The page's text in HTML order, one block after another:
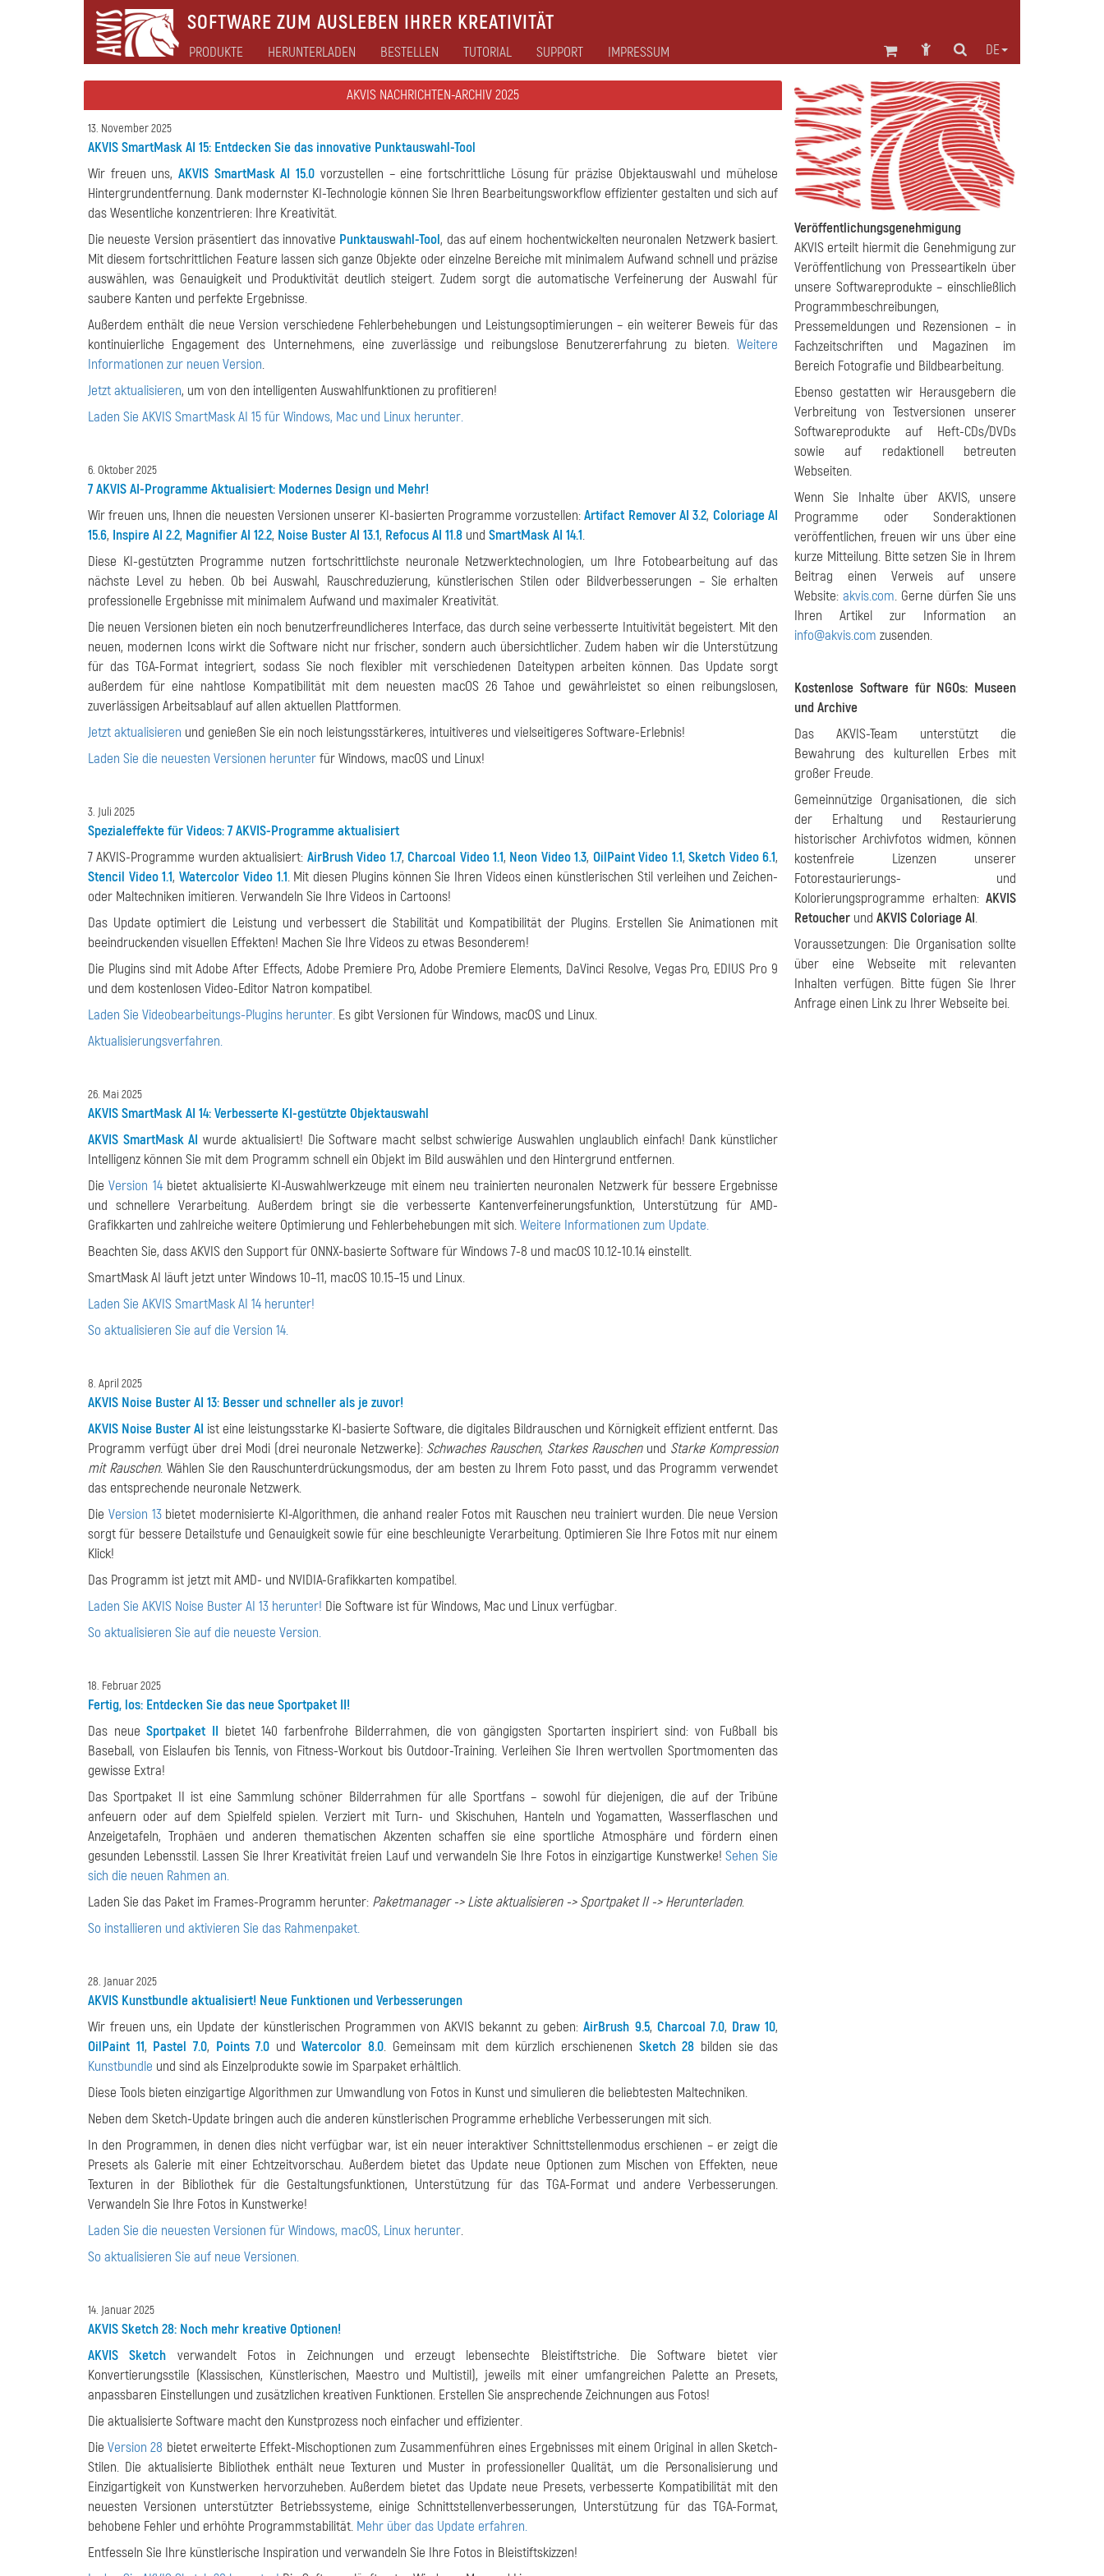
SOFTWARE ZUM AUSLEBEN IHRER KREATIVITÄT
DE
PRODUKTE HERUNTERLADEN BESTELLEN TUTORIAL SUPPORT IMPRESSUM
AKVIS NACHRICHTEN-ARCHIV 2025
13. November 2025
AKVIS SmartMask AI 15: Entdecken Sie das innovative Punktauswahl-Tool
Wir freuen uns,AKVIS SmartMask AI 15.0 vorzustellen – eine fortschrittliche Lösung für präzise Objektauswahl und mühelose
Hintergrundentfernung. Dank modernster KI-Technologie können Sie Ihren Bearbeitungsworkflow effizienter gestalten und sich auf
das Wesentliche konzentrieren: Ihre Kreativität.
Die neueste Version präsentiert das innovative Punktauswahl-Tool, das auf einem hochentwickelten neuronalen Netzwerk basiert.
Mit diesem fortschrittlichen Feature lassen sich ganze Objekte oder einzelne Bereiche mit minimalem Aufwand schnell und präzise
auswählen, was Genauigkeit und Produktivität deutlich steigert. Zudem sorgt die automatische Verfeinerung der Auswahl für
saubere Kanten und perfekte Ergebnisse.
Außerdem enthält die neue Version verschiedene Fehlerbehebungen und Leistungsoptimierungen – ein weiterer Beweis für das
kontinuierliche Engagement des Unternehmens, eine zuverlässige und reibungslose Benutzererfahrung zu bieten. Weitere
Informationen zur neuen Version.
Jetzt aktualisieren, um von den intelligenten Auswahlfunktionen zu profitieren!
Laden Sie AKVIS SmartMask AI 15 für Windows, Mac und Linux herunter.
6. Oktober 2025
7 AKVIS AI-Programme Aktualisiert: Modernes Design und Mehr!
Wir freuen uns, Ihnen die neuesten Versionen unserer KI-basierten Programme vorzustellen:Artifact Remover AI 3.2, Coloriage AI
15.6, Inspire AI 2.2, Magnifier AI 12.2, Noise Buster AI 13.1, Refocus AI 11.8 und SmartMask AI 14.1.
Diese KI-gestützten Programme nutzen fortschrittlichste neuronale Netzwerktechnologien, um Ihre Fotobearbeitung auf das
nächste Level zu heben. Ob bei Auswahl, Rauschreduzierung, künstlerischen Stilen oder Bildverbesserungen – Sie erhalten
professionelle Ergebnisse mit minimalem Aufwand und maximaler Kreativität.
Die neuen Versionen bieten ein noch benutzerfreundlicheres Interface, das durch seine verbesserte Intuitivität begeistert. Mit den
neuen, modernen Icons wirkt die Software nicht nur frischer, sondern auch übersichtlicher. Zudem haben wir die Unterstützung
für das TGA-Format integriert, sodass Sie noch flexibler mit verschiedenen Dateitypen arbeiten können. Das Update sorgt
außerdem für eine nahtlose Kompatibilität mit dem neuesten macOS 26 Tahoe und gewährleistet so einen reibungslosen,
zuverlässigen Arbeitsablauf auf allen aktuellen Plattformen.
Jetzt aktualisieren und genießen Sie ein noch leistungsstärkeres, intuitiveres und vielseitigeres Software-Erlebnis!
Laden Sie die neuesten Versionen herunterfür Windows, macOS und Linux!
3. Juli 2025
Spezialeffekte für Videos: 7 AKVIS-Programme aktualisiert
7 AKVIS-Programme wurden aktualisiert: AirBrush Video 1.7,Charcoal Video 1.1, Neon Video 1.3, OilPaint Video 1.1,Sketch Video 6.1,
Stencil Video 1.1,Watercolor Video 1.1. Mit diesen Plugins können Sie Ihren Videos einen künstlerischen Stil verleihen und Zeichen-
oder Maltechniken imitieren. Verwandeln Sie Ihre Videos in Cartoons!
Das Update optimiert die Leistung und verbessert die Stabilität und Kompatibilität der Plugins. Erstellen Sie Animationen mit
beeindruckenden visuellen Effekten! Machen Sie Ihre Videos zu etwas Besonderem!
Die Plugins sind mit Adobe After Effects, Adobe Premiere Pro, Adobe Premiere Elements, DaVinci Resolve, Vegas Pro, EDIUS Pro 9
und dem kostenlosen Video-Editor Natron kompatibel.
Laden Sie Videobearbeitungs-Plugins herunter. Es gibt Versionen für Windows, macOS und Linux.
Aktualisierungsverfahren.
26. Mai 2025
AKVIS SmartMask AI 14: Verbesserte KI-gestützte Objektauswahl
AKVIS SmartMask AI wurde aktualisiert! Die Software macht selbst schwierige Auswahlen unglaublich einfach! Dank künstlicher
Intelligenz können Sie mit dem Programm schnell ein Objekt im Bild auswählen und den Hintergrund entfernen.
DieVersion 14bietet aktualisierte KI-Auswahlwerkzeuge mit einem neu trainierten neuronalen Netzwerk für bessere Ergebnisse
und schnellere Verarbeitung. Außerdem bringt sie die verbesserte Kantenverfeinerungsfunktion, Unterstützung für AMD-
Grafikkarten und zahlreiche weitere Optimierung und Fehlerbehebungen mit sich.Weitere Informationen zum Update.
Beachten Sie, dass AKVIS den Support für ONNX-basierte Software für Windows 7-8 und macOS 10.12-10.14 einstellt.
SmartMask AI läuft jetzt unter Windows 10–11, macOS 10.15–15 und Linux.
Laden Sie AKVIS SmartMask AI 14 herunter!
So aktualisieren Sie auf die Version 14.
8. April 2025
AKVIS Noise Buster AI 13: Besser und schneller als je zuvor!
AKVIS Noise Buster AI ist eine leistungsstarke KI-basierte Software, die digitales Bildrauschen und Körnigkeit effizient entfernt. Das
Programm verfügt über drei Modi (drei neuronale Netzwerke): Schwaches Rauschen, Starkes Rauschenund Starke Kompression
mit Rauschen. Wählen Sie den Rauschunterdrückungsmodus, der am besten zu Ihrem Foto passt, und das Programm verwendet
das entsprechende neuronale Netzwerk.
Die Version 13bietet modernisierte KI-Algorithmen, die anhand realer Fotos mit Rauschen neu trainiert wurden. Die neue Version
sorgt für bessere Detailstufe und Genauigkeit sowie für eine beschleunigte Verarbeitung. Optimieren Sie Ihre Fotos mit nur einem
Klick!
Das Programm ist jetzt mit AMD- und NVIDIA-Grafikkarten kompatibel.
Laden Sie AKVIS Noise Buster AI 13 herunter! Die Software ist für Windows, Mac und Linux verfügbar.
So aktualisieren Sie auf die neueste Version.
18. Februar 2025
Fertig, los: Entdecken Sie das neue Sportpaket II!
Das neueSportpaket II bietet 140 farbenfrohe Bilderrahmen, die von gängigsten Sportarten inspiriert sind: von Fußball bis
Baseball, von Eislaufen bis Tennis, von Fitness-Workout bis Outdoor-Training. Verleihen Sie Ihren wertvollen Sportmomenten das
gewisse Extra!
Das Sportpaket II ist eine Sammlung schöner Bilderrahmen für alle Sportfans – sowohl für diejenigen, die auf der Tribüne
anfeuern oder auf dem Spielfeld spielen. Verziert mit Turn- und Skischuhen, Hanteln und Yogamatten, Wasserflaschen und
Anzeigetafeln, Trophäen und anderen thematischen Akzenten schaffen sie eine sportliche Atmosphäre und fördern einen
gesunden Lebensstil. Lassen Sie Ihrer Kreativität freien Lauf und verwandeln Sie Ihre Fotos in einzigartige Kunstwerke!Sehen Sie
sich die neuen Rahmen an.
Laden Sie das Paket im Frames-Programm herunter: Paketmanager -> Liste aktualisieren -> Sportpaket II -> Herunterladen.
So installieren und aktivieren Sie das Rahmenpaket.
28. Januar 2025
AKVIS Kunstbundle aktualisiert! Neue Funktionen und Verbesserungen
Wir freuen uns, ein Update der künstlerischen Programmen von AKVIS bekannt zu geben:AirBrush 9.5, Charcoal 7.0, Draw 10,
OilPaint 11, Pastel 7.0, Points 7.0 undWatercolor 8.0. Gemeinsam mit dem kürzlich erschienenen Sketch 28 bilden sie das
Kunstbundle und sind als Einzelprodukte sowie im Sparpaket erhältlich.
Diese Tools bieten einzigartige Algorithmen zur Umwandlung von Fotos in Kunst und simulieren die beliebtesten Maltechniken.
Neben dem Sketch-Update bringen auch die anderen künstlerischen Programme erhebliche Verbesserungen mit sich.
In den Programmen, in denen dies nicht verfügbar war, ist ein neuer interaktiver Schnittstellenmodus erschienen – er zeigt die
Presets als Galerie mit einer Echtzeitvorschau. Außerdem bietet das Update neue Optionen zum Mischen von Effekten, neue
Texturen in der Bibliothek für die Gestaltungsfunktionen, Unterstützung für das TGA-Format und andere Verbesserungen.
Verwandeln Sie Ihre Fotos in Kunstwerke!
Laden Sie die neuesten Versionen für Windows, macOS, Linux herunter.
So aktualisieren Sie auf neue Versionen.
14. Januar 2025
AKVIS Sketch 28: Noch mehr kreative Optionen!
AKVIS Sketch verwandelt Fotos in Zeichnungen und erzeugt lebensechte Bleistiftstriche. Die Software bietet vier
Konvertierungsstile (Klassischen, Künstlerischen, Maestro und Multistil), jeweils mit einer umfangreichen Palette an Presets,
anpassbaren Einstellungen und zusätzlichen kreativen Funktionen. Erstellen Sie ansprechende Zeichnungen aus Fotos!
Die aktualisierte Software macht den Kunstprozess noch einfacher und effizienter.
DieVersion 28 bietet erweiterte Effekt-Mischoptionen zum Zusammenführen eines Ergebnisses mit einem Original in allen Sketch-
Stilen. Die aktualisierte Bibliothek enthält neue Texturen und Muster in professioneller Qualität, um die Personalisierung und
Einzigartigkeit von Kunstwerken hervorzuheben. Außerdem bietet das Update neue Presets, verbesserte Kompatibilität mit den
neuesten Versionen unterstützter Betriebssysteme, einige Schnittstellenverbesserungen, Unterstützung für das TGA-Format,
behobene Fehler und erhöhte Programmstabilität. Mehr über das Update erfahren.
Entfesseln Sie Ihre künstlerische Inspiration und verwandeln Sie Ihre Fotos in Bleistiftskizzen!
Veröffentlichungsgenehmigung
AKVIS erteilt hiermit die Genehmigung zur
Veröffentlichung von Presseartikeln über
unsere Softwareprodukte – einschließlich
Programmbeschreibungen,
Pressemeldungen und Rezensionen – in
Fachzeitschriften und Magazinen im
Bereich Fotografie und Bildbearbeitung.
Ebenso gestatten wir Herausgebern die
Verbreitung von Testversionen unserer
Softwareprodukte auf Heft-CDs/DVDs
sowie auf redaktionell betreuten
Webseiten.
Wenn Sie Inhalte über AKVIS, unsere
Programme oder Sonderaktionen
veröffentlichen, freuen wir uns über eine
kurze Mitteilung. Bitte setzen Sie in Ihrem
Beitrag einen Verweis auf unsere
Website:akvis.com. Gerne dürfen Sie uns
Ihren Artikel zur Information an
info@akvis.com zusenden.
Kostenlose Software für NGOs: Museen
und Archive
Das AKVIS-Team unterstützt die
Bewahrung des kulturellen Erbes mit
großer Freude.
Gemeinnützige Organisationen, die sich
der Erhaltung und Restaurierung
historischer Archivfotos widmen, können
kostenfreie Lizenzen unserer
Fotorestaurierungs- und
Kolorierungsprogramme erhalten: AKVIS
Retoucher und AKVIS Coloriage AI.
Voraussetzungen: Die Organisation sollte
über eine Webseite mit relevanten
Inhalten verfügen. Bitte fügen Sie Ihrer
Anfrage einen Link zu Ihrer Webseite bei.